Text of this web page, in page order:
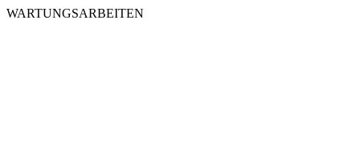
WARTUNGSARBEITEN